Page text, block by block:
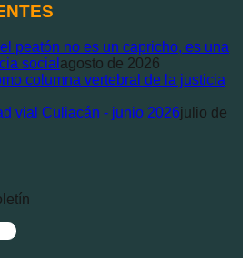
peatón no es un capricho, es una
social agosto de 2026
columna vertebral de la justicia
vial Culiacán - junio 2026julio de